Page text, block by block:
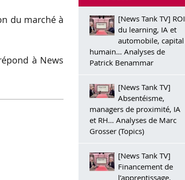
du marché à
à News
[News Tank TV] ROI
du learning, IA et
automobile, capital
humain… Analyses de
Patrick Benammar
[News Tank TV]
Absentéisme,
managers de proximité, IA
et RH… Analyses de Marc
Grosser (Topics)
[News Tank TV]
Financement de
l’apprentissage,